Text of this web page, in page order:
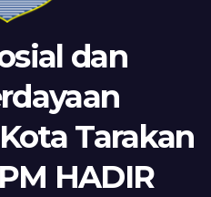
dan
Tarakan
HADIR